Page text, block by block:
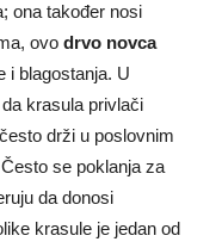
ona također nosi
ovo drvo novca
i blagostanja. U
krasula privlači
drži u poslovnim
se poklanja za
da donosi
krasule je jedan od